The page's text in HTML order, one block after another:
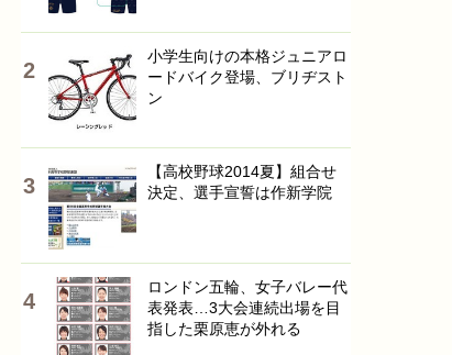
小学生向けの本格ジュニアロ
ードバイク登場、ブリヂスト
ン
【高校野球2014夏】組合せ
決定、選手宣誓は作新学院
ロンドン五輪、女子バレー代
表発表…3大会連続出場を目
指した栗原恵が外れる